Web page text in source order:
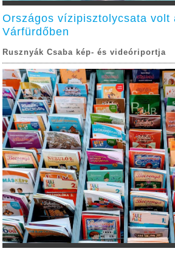
Országos vízipisztolycsata volt
Várfürdőben
Rusznyák Csaba kép- és videóriportja